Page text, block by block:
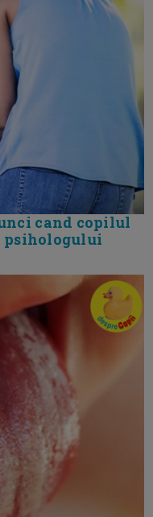
cand copilul
psihologului